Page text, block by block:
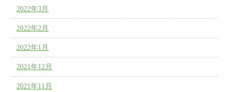
2022年3月
2022年2月
2022年1月
2021年12月
2021年11月